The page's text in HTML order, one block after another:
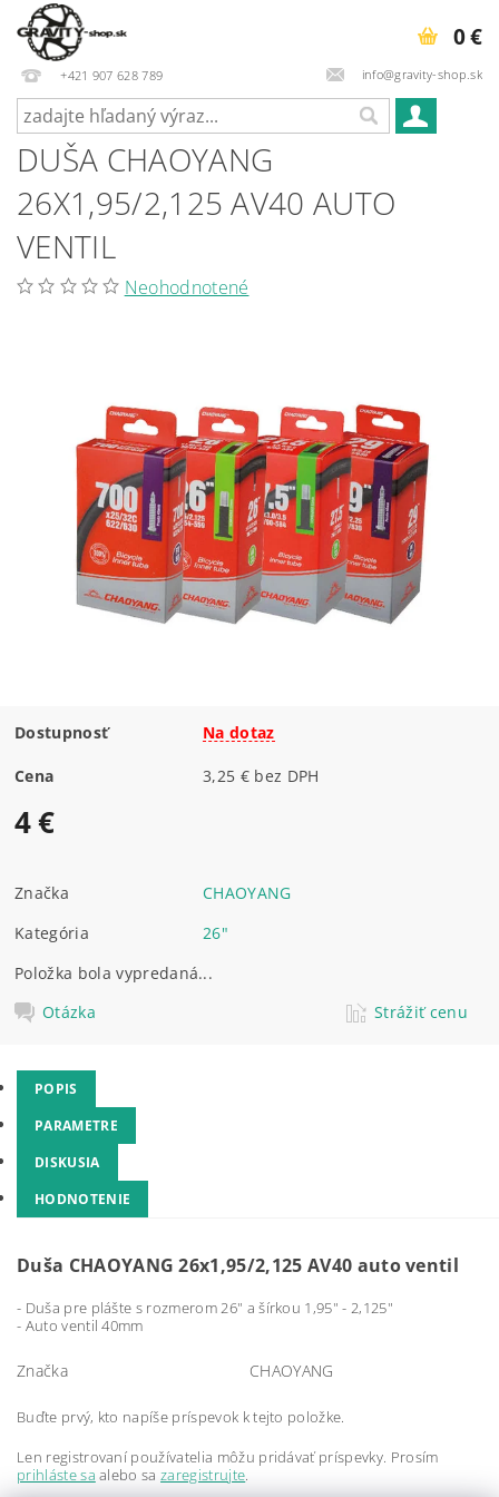
+421 907 628 789 info@gravity-shop.sk
0 €
DUŠA CHAOYANG
26X1,95/2,125 AV40 AUTO
VENTIL
Neohodnotené
Dostupnosť Na dotaz
Cena 3,25 € bez DPH
4 €
Značka
CHAOYANG
Kategória
26"
Položka bola vypredaná...
Otázka
Strážiť cenu
POPIS
PARAMETRE
DISKUSIA
HODNOTENIE
Duša CHAOYANG 26x1,95/2,125 AV40 auto ventil
- Duša pre plášte s rozmerom 26" a šírkou 1,95" - 2,125"
- Auto ventil 40mm
Značka CHAOYANG
Buďte prvý, kto napíše príspevok k tejto položke.
Len registrovaní používatelia môžu pridávať príspevky. Prosím
prihláste sa alebo sazaregistrujte.